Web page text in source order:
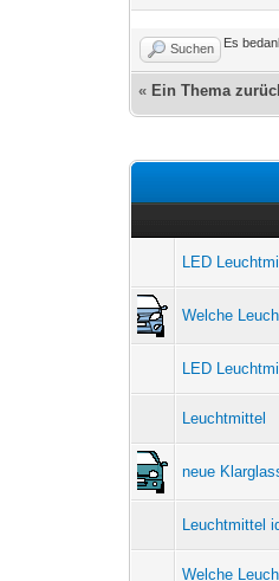
Suchen Es
« Ein Thema
LED
Welche
LED
Leuchtmittel
neue
Leuchtmittel
Welche